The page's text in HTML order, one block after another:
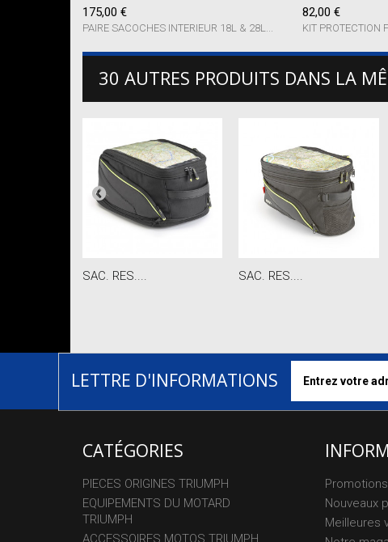
175,00 €
PAIRE SACOCHES INTERIEUR 18L & 28L...
82,00 €
KIT PROTECTION
30 AUTRES PRODUITS DANS LA
SAC. RES.... SAC. RES....
LETTRE D'INFORMATIONS
CATÉGORIES
PIECES ORIGINES TRIUMPH
EQUIPEMENTS DU MOTARD
TRIUMPH
ACCESSOIRES MOTOS TRIUMPH
Promotions
Nouveaux
Meilleures